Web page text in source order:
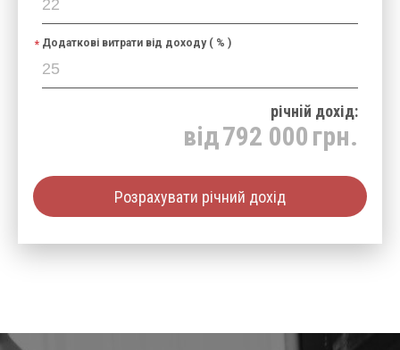
Додаткові витрати від доходу ( % )
річнiй дохід:
від792 000 грн.
Розрахувати річний дохід